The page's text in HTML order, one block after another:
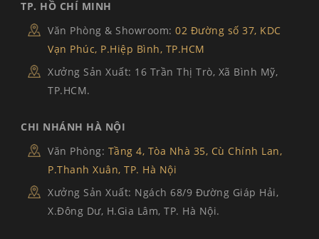
TP. HỒ CHÍ MINH
Văn Phòng & Showroom: 02 Đường số 37, KDC
Vạn Phúc, P.Hiệp Bình, TP.HCM
Xưởng Sản Xuất: 16 Trần Thị Trò, Xã Bình Mỹ,
TP.HCM.
CHI NHÁNH HÀ NỘI
Văn Phòng: Tầng 4, Tòa Nhà 35, Cù Chính Lan,
P.Thanh Xuân, TP. Hà Nội
Xưởng Sản Xuất: Ngách 68/9 Đường Giáp Hải,
X.Đông Dư, H.Gia Lâm, TP. Hà Nội.